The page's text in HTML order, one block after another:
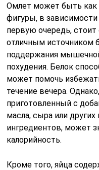
Омлет может быть как
фигуры, в зависимости
первую очередь,
отличным источником
поддержания
похудения. Белок
может помочь
течение вечера.
приготовленный с
масла, сыра или
ингредиентов, может
калорийность.
Кроме того, яйца